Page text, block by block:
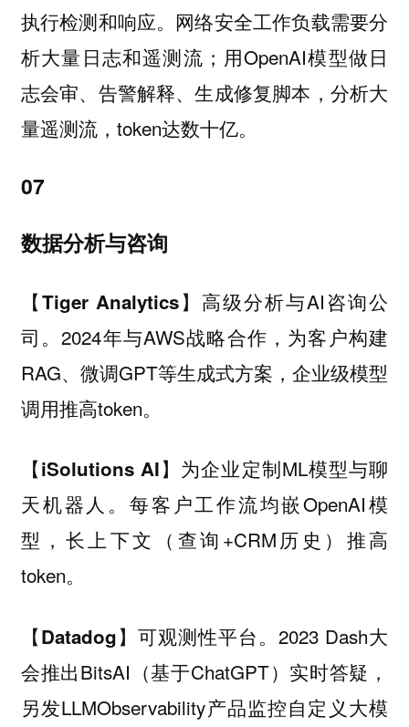
执行检测和响应。网络安全工作负载需要分
析大量日志和遥测流；用OpenAI模型做日
志会审、告警解释、生成修复脚本，分析大
量遥测流，token达数十亿。
07
数据分析与咨询
【Tiger Analytics】 高级分析与AI咨询公
司。2024年与AWS战略合作，为客户构建
RAG、微调GPT等生成式方案，企业级模型
调用推高token。
【iSolutions AI】 为企业定制ML模型与聊
天机器人。每客户工作流均嵌OpenAI模
型，长上下文（查询+CRM历史）推高
token。
【Datadog】 可观测性平台。2023 Dash大
会推出BitsAI（基于ChatGPT）实时答疑，
另发LLMObservability产品监控自定义大模